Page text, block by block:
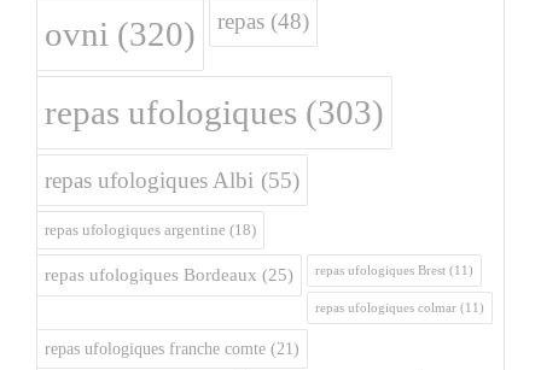
ovni (320) repas (48)
repas ufologiques (303)
repas ufologiques Albi (55)
repas ufologiques argentine (18)
repas ufologiques Bordeaux (25) repas ufologiques Brest (11)
repas ufologiques colmar (11)
repas ufologiques franche comte (21)